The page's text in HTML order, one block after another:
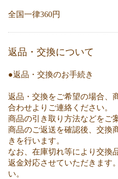
全国一律360円
返品・交換について
●返品・交換のお手続き
返品・交換をご希望の場合、
合わせよりご連絡ください。
商品の引き取り方法などをご
商品のご返送を確認後、交換
きを行います。
なお、在庫切れ等により交換
返金対応させていただきます
い。